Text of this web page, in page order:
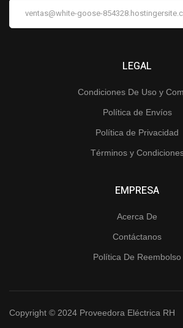
LEGAL
Condiciones De Uso y
Política de Envíos
Política de Privacidad
Términos y
EMPRESA
Acerca De
Contáctanos
Política De Reembolso
Copyright © 2024 Proveedora Eléctrica RH